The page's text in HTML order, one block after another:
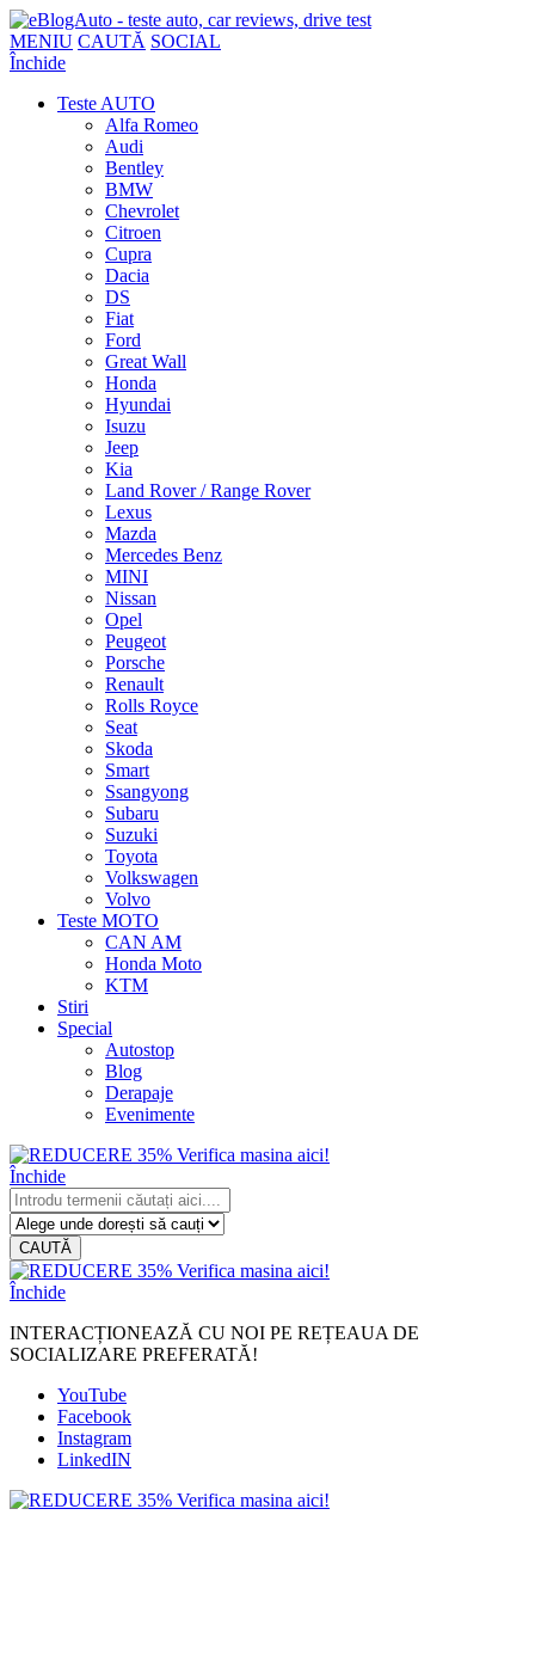
MENIU CAUTĂ SOCIAL
Închide
Teste AUTO
Alfa Romeo
Audi
Bentley
BMW
Chevrolet
Citroen
Cupra
Dacia
DS
Fiat
Ford
Great Wall
Honda
Hyundai
Isuzu
Jeep
Kia
Land Rover / Range Rover
Lexus
Mazda
Mercedes Benz
MINI
Nissan
Opel
Peugeot
Porsche
Renault
Rolls Royce
Seat
Skoda
Smart
Ssangyong
Subaru
Suzuki
Toyota
Volkswagen
Volvo
Teste MOTO
CAN AM
Honda Moto
KTM
Stiri
Special
Autostop
Blog
Derapaje
Evenimente
Închide
CAUTĂ
Închide
INTERACȚIONEAZĂ CU NOI PE REȚEAUA DE
SOCIALIZARE PREFERATĂ!
YouTube
Facebook
Instagram
LinkedIN